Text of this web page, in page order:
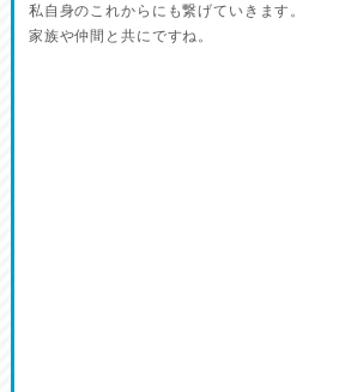
私自身のこれからにも繋げていきます。
家族や仲間と共にですね。